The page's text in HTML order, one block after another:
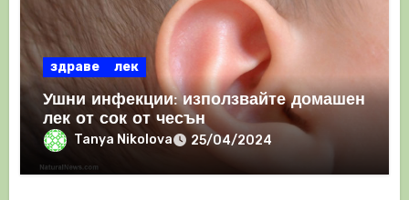
здраве лек
Ушни инфекции: използвайте домашен
лек от сок от чесън
Tanya Nikolova 25/04/2024